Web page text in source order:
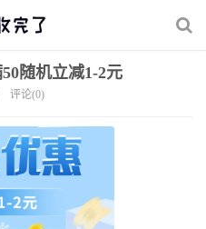
随机立减1-2元
评论(0)